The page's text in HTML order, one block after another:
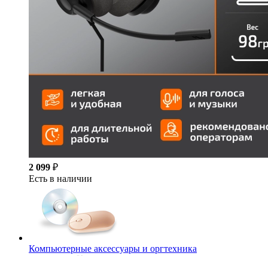
2 099 ₽
Есть в наличии
Компьютерные аксессуары и оргтехника